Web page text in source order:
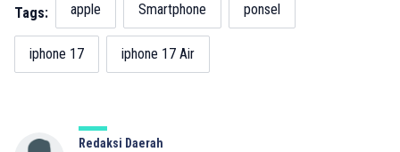
Tags: apple Smartphone ponsel
iphone 17 iphone 17 Air
Redaksi Daerah